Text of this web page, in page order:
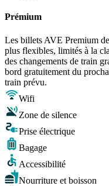
Prémium
Les billets AVE Premium
plus flexibles, limités à la
des changements de train
bord gratuitement du
train prévu.
Wifi
Zone de silence
Prise électrique
Bagage
Accessibilité
Nourriture et boisson